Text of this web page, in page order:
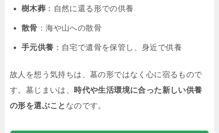
樹木葬 ：自然に還る形での供養
散骨 ：海や山への散骨
手元供養 ：自宅で遺骨を保管し、身近で供養
故人を想う気持ちは、墓の形ではなく心に宿るもので
す。墓じまいは、
時代や生活環境に合った新しい供養
の形を選ぶこと なのです。